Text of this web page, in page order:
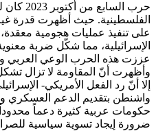
حرب
الفلسطينية. حيث أظهرت قدرة
على تنفيذ عمليات هجومية معقدة،
الإسرائيلية، مما شكّل ضربة
عززت هذه الحرب الوعي العربي
وأظهرت أنّ المقاومة لا تزال
إلا أنّ رد الفعل الأمريكي-
واشنطن بتقديم الدعم العسكري
حكومات عربية كثيرة دعماً
ضرورة إيجاد تسوية سياسية